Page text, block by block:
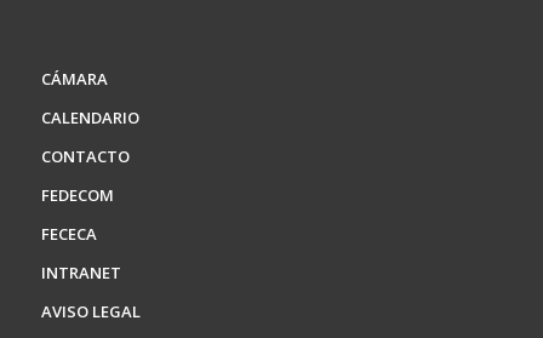
CÁMARA
CALENDARIO
CONTACTO
FEDECOM
FECECA
INTRANET
AVISO LEGAL